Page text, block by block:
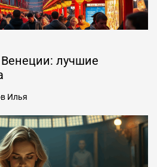
лучшие
Илья